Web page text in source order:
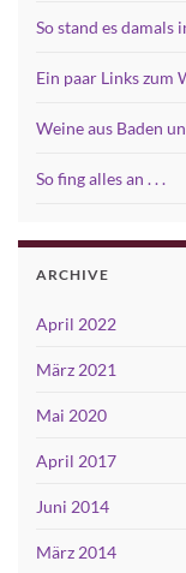
So stand es damals
Ein paar Links zum
Weine aus Baden
So fing alles an . . .
ARCHIVE
April 2022
März 2021
Mai 2020
April 2017
Juni 2014
März 2014